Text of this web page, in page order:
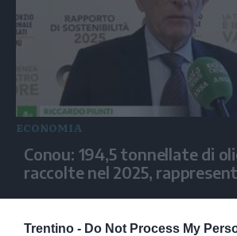
Trentino - Do Not Process My
ECONOMIA
Conou: 194,5 tonnellate di
raccolte nel 2025,